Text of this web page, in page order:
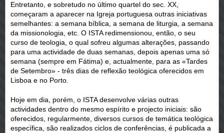
Entretanto, e sobretudo no último quartel do sec. XX,
começaram a aparecer na Igreja portuguesa outras iniciativas
semelhantes: a semana bíblica, a semana de liturgia, a semana
da missionologia, etc. O ISTA redimensionou, então, o seu
curso de teologia, o qual sofreu algumas alterações, passando
para uma actividade de duas semanas, depois apenas uma só
semana (sempre em Fátima) e, actualmente, para as «Tardes
de Setembro» - três dias de reflexão teológica oferecidos em
Lisboa e no Porto.
Hoje em dia, porém, o ISTA desenvolve várias outras
actividades dentro do mesmo espírito e projecto iniciais: são
oferecidos, regularmente, diversos cursos de temática teológica
específica, são realizados ciclos de conferências, é publicada a